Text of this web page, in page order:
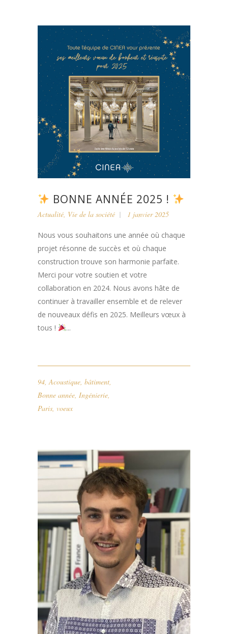
BONNE ANNÉE 2025 !
Actualité, Vie de la société 1 janvier 2025
Nous vous souhaitons une année où chaque
projet résonne de succès et où chaque
construction trouve son harmonie parfaite.
Merci pour votre soutien et votre
collaboration en 2024. Nous avons hâte de
continuer à travailler ensemble et de relever
de nouveaux défis en 2025. Meilleurs vœux à
tous !
...
94,Acoustique, bâtiment,
Bonne année, Ingénierie,
Paris, voeux